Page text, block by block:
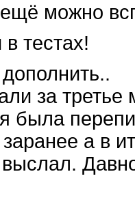
можно
тестах!
за
была
а в